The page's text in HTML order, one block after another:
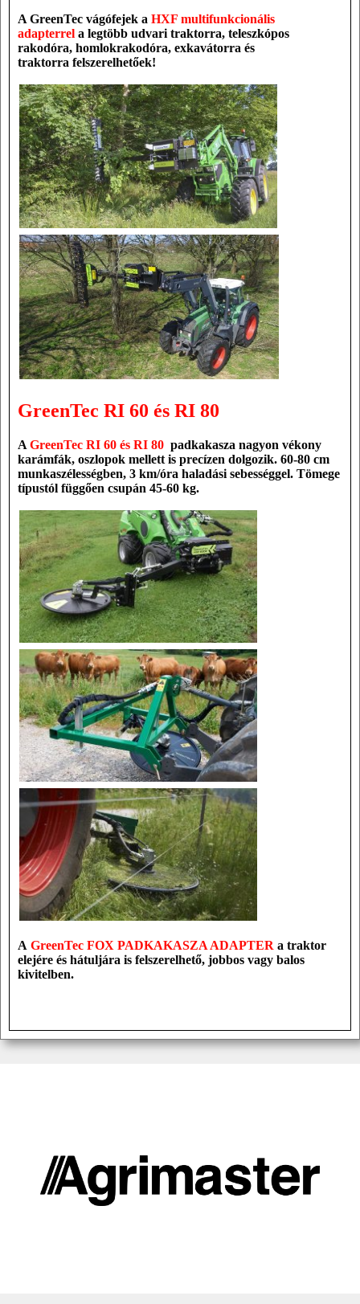
A GreenTec vágófejek a HXF multifunkcionális
adapterrel a legtöbb udvari traktorra, teleszkópos
rakodóra, homlokrakodóra, exkavátorra és
traktorra felszerelhetőek!
GreenTec RI 60 és RI 80
A GreenTec RI 60 és RI 80 padkakasza nagyon vékony
karámfák, oszlopok mellett is precízen dolgozik. 60-80 cm
munkaszélességben, 3 km/óra haladási sebességgel. Tömege
típustól függően csupán 45-60 kg.
A GreenTec FOX PADKAKASZA ADAPTER a traktor
elejére és hátuljára is felszerelhető, jobbos vagy balos
kivitelben.